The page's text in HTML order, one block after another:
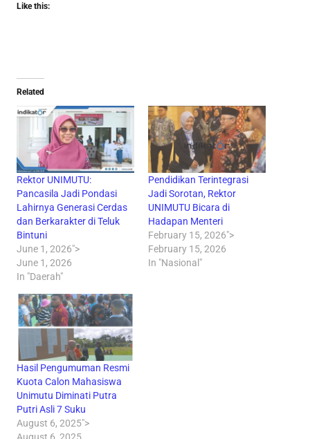
Like this:
Related
Rektor UNIMUTU:
Pancasila Jadi Pondasi
Lahirnya Generasi Cerdas
dan Berkarakter di Teluk
Bintuni
June 1, 2026">
June 1, 2026
In "Daerah"
Pendidikan Terintegrasi
Jadi Sorotan, Rektor
UNIMUTU Bicara di
Hadapan Menteri
February 15, 2026">
February 15, 2026
In "Nasional"
Hasil Pengumuman Resmi
Kuota Calon Mahasiswa
Unimutu Diminati Putra
Putri Asli 7 Suku
August 6, 2025">